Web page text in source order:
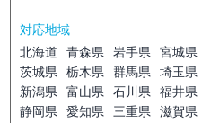
対応地域
北海道
青森県 岩手県 宮城県
茨城県
栃木県 群馬県 埼玉県
新潟県
富山県 石川県 福井県
静岡県
愛知県 三重県 滋賀県